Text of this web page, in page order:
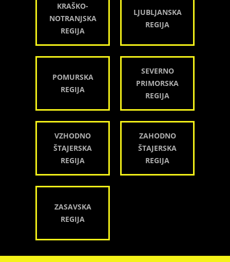
KRAŠKO-
NOTRANJSKA
REGIJA
LJUBLJANSKA
REGIJA
POMURSKA
REGIJA
SEVERNO
PRIMORSKA
REGIJA
VZHODNO
ŠTAJERSKA
REGIJA
ZAHODNO
ŠTAJERSKA
REGIJA
ZASAVSKA
REGIJA